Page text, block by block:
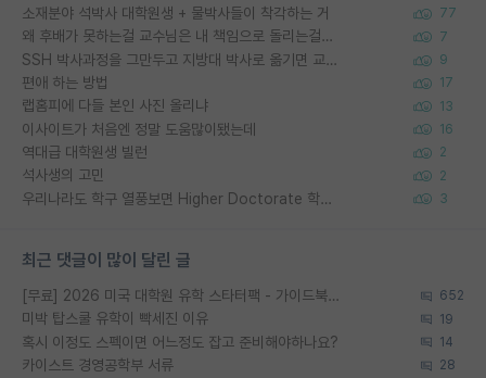
소재분야 석박사 대학원생 + 물박사들이 착각하는 거 77
왜 후배가 못하는걸 교수님은 내 책임으로 돌리는걸까요? 7
SSH 박사과정을 그만두고 지방대 박사로 옮기면 교수의 꿈은 끝일까요? 9
편애 하는 방법 17
랩홈피에 다들 본인 사진 올리냐 13
이사이트가 처음엔 정말 도움많이됐는데 16
역대급 대학원생 빌런 2
석사생의 고민 2
우리나라도 학구 열풍보면 Higher Doctorate 학위가 필요하다고 봅니다. 3
최근 댓글이 많이 달린 글
[무료] 2026 미국 대학원 유학 스타터팩 - 가이드북 & 합격자 컨택메일 템플릿 652
미박 탑스쿨 유학이 빡세진 이유 19
혹시 이정도 스펙이면 어느정도 잡고 준비해야하나요? 14
카이스트 경영공학부 서류 28